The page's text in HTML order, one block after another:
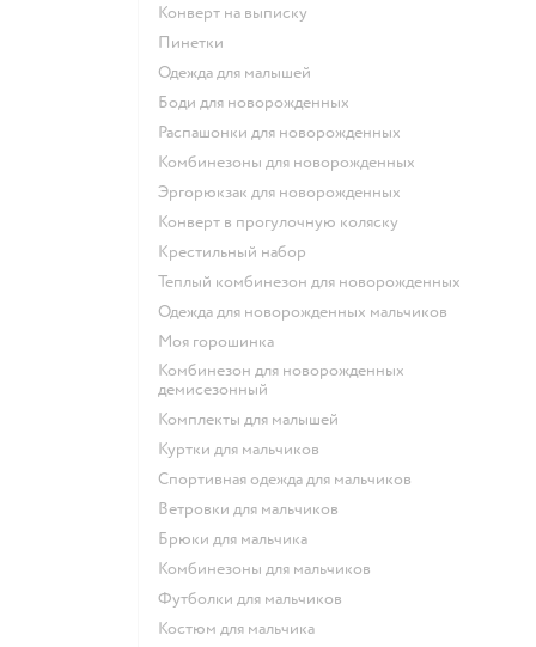
Конверт на выписку
Пинетки
Одежда для малышей
Боди для новорожденных
Распашонки для новорожденных
Комбинезоны для новорожденных
Эргорюкзак для новорожденных
Конверт в прогулочную коляску
Крестильный набор
Теплый комбинезон для новорожденных
Одежда для новорожденных мальчиков
Моя горошинка
Комбинезон для новорожденных
демисезонный
Комплекты для малышей
Куртки для мальчиков
Спортивная одежда для мальчиков
Ветровки для мальчиков
Брюки для мальчика
Комбинезоны для мальчиков
Футболки для мальчиков
Костюм для мальчика